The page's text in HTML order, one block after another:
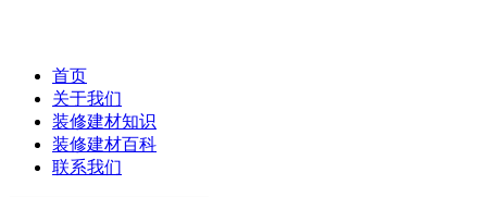
首页
关于我们
装修建材知识
装修建材百科
联系我们